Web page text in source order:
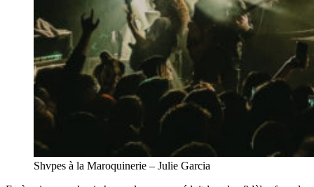
Shvpes à la Maroquinerie – Julie Garcia